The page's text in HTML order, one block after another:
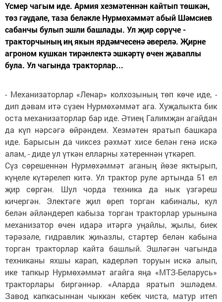
Үсмер чагым иде. Армия хезмәтеннән кайтып төшкән,
төз гәүдәле, таза беләкле Нурмөхәммәт абый Шәмсиев
сабанчы булып эшли башлады. Ул җир сөрүче -
тракторчының иң якын ярдәмчесенә әверелә. Җирне
агроном кушкан тирәнлектә эшкәртү өчен җаваплы
була. Ул чагында тракторлар...
- Механизаторлар «Ленар» колхозының төп көче иде, -
дип дәвам итә сүзен Нурмөхәммәт ага. Хуҗалыкта бик
оста механизаторлар бар иде. Әтиең Галимҗан агайдан
да күп нәрсәгә өйрәндем. Хезмәтен яратып башкара
иде. Барысын да чиксез рәхмәт хисе белән генә искә
алам, - диде ул үткән елларны хәтереннән үткәреп.
Сүз сөрешеннән Нурмөхәммәт аганың йөзе яктырып,
күңеле күтәрелеп китә. Ул трактор руле артында 51 ел
җир сөргән. Шул чорда техника да нык үзгәреш
кичергән. Электәге җил өреп торган кабиналы, кул
белән әйләндереп кабыза торган тракторлар урынына
механизатор өчен идарә итәргә уңайлы, җылы, биек
тәрәзәле, гидравлик җиһазлы, стартер белән кабына
торган тракторлар кайта башлый. Эшләгән чагында
техниканы яхшы карап, кадерләп торуын искә алып,
ике тапкыр Нурмөхәммәт агайга яңа «МТЗ-Беларусь»
тракторлары биргәннәр. «Аларда яратып эшләдем.
Завод капкасыннан чыккан кебек чиста, матур итеп